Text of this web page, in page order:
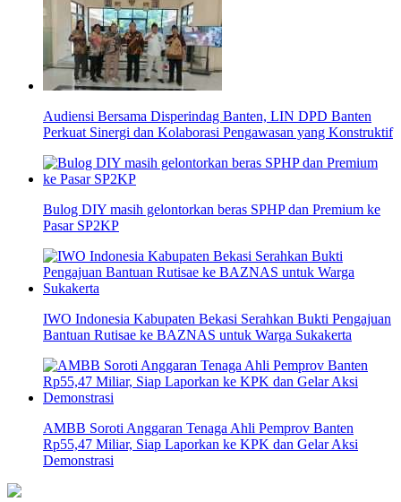
Audiensi Bersama Disperindag Banten, LIN DPD Banten
Perkuat Sinergi dan Kolaborasi Pengawasan yang Konstruktif
Bulog DIY masih gelontorkan beras SPHP dan Premium ke
Pasar SP2KP
IWO Indonesia Kabupaten Bekasi Serahkan Bukti Pengajuan
Bantuan Rutisae ke BAZNAS untuk Warga Sukakerta
AMBB Soroti Anggaran Tenaga Ahli Pemprov Banten
Rp55,47 Miliar, Siap Laporkan ke KPK dan Gelar Aksi
Demonstrasi